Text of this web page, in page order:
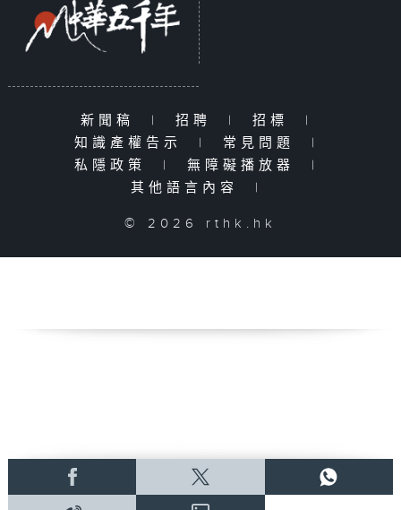
新聞稿 | 招聘 | 招標
|
知識產權告示
| 常見問題
|
私隱政策
| 無障礙播放器
|
其他語言內容
|
© 2026 rthk.hk